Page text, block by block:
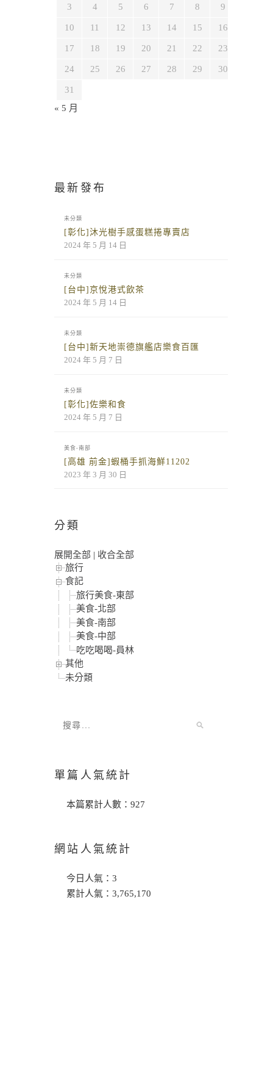
3 4 5 6 7 8 9
10 11 12 13 14 15 16
17 18 19 20 21 22 23
24 25 26 27 28 29 30
31
« 5 月
最新發布
未分類
[彰化]沐光樹手感蛋糕捲專賣店
2024 年 5 月 14 日
未分類
[台中]京悅港式飲茶
2024 年 5 月 14 日
未分類
[台中]新天地崇德旗艦店樂食百匯
2024 年 5 月 7 日
未分類
[彰化]佐樂和食
2024 年 5 月 7 日
美食-南部
[高雄 前金]蝦桶手抓海鮮11202
2023 年 3 月 30 日
分類
展開全部 | 收合全部
旅行
食記
旅行美食-東部
美食-北部
美食-南部
美食-中部
吃吃喝喝-員林
其他
未分類
單篇人氣統計
本篇累計人數： 927
網站人氣統計
今日人氣： 3
累計人氣： 3,765,170